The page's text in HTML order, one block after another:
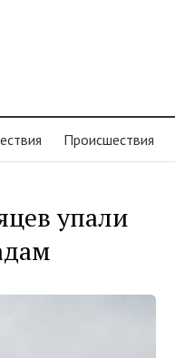
Проиcшествия
упали